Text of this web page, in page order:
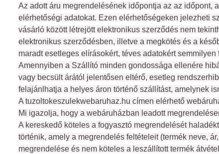
Az adott áru megrendelésének időpontja az az időpont,
elérhetőségi adatokat. Ezen elérhetőségeken jelezheti
vásárló között létrejött elektronikus szerződés nem
elektronikus szerződésben, illetve a megkötés és a
maradt esetleges elírásokért, téves adatokért
Amennyiben a Szállító minden gondossága ellenére
vagy becsült árától jelentősen eltérő, esetleg
felajánlhatja a helyes áron történő szállítást, amelynek
A tuzoltokeszulekwebaruhaz.hu címen elérhető
Mi igazolja, hogy a webáruházban leadott
A kereskedő köteles a fogyasztó megrendelését
történik, amely a megrendelés feltételeit (termék neve,
megrendelése és nem köteles a leszállított termék